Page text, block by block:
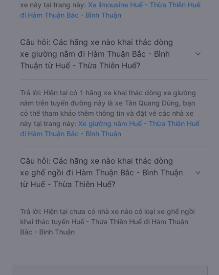
xe này tại trang này: Xe limousine Huế - Thừa Thiên Huế
đi Hàm Thuận Bắc - Bình Thuận
Câu hỏi: Các hãng xe nào khai thác dòng
xe giường nằm đi Hàm Thuận Bắc - Bình
Thuận từ Huế - Thừa Thiên Huế?
Trả lời: Hiện tại có 1 hãng xe khai thác dòng xe giường
nằm trên tuyến đường này là xe Tân Quang Dũng, bạn
có thể tham khảo thêm thông tin và đặt vé các nhà xe
này tại trang này: Xe giường nằm Huế - Thừa Thiên Huế
đi Hàm Thuận Bắc - Bình Thuận
Câu hỏi: Các hãng xe nào khai thác dòng
xe ghế ngồi đi Hàm Thuận Bắc - Bình Thuận
từ Huế - Thừa Thiên Huế?
Trả lời: Hiện tại chưa có nhà xe nào có loại xe ghế ngồi
khai thác tuyến Huế - Thừa Thiên Huế đi Hàm Thuận
Bắc - Bình Thuận